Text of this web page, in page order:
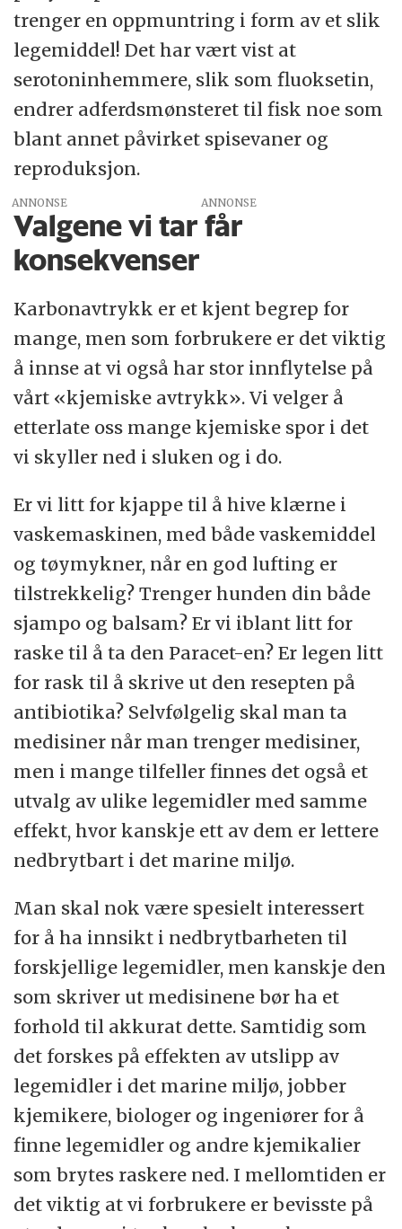
trenger en oppmuntring i form av et slik
legemiddel! Det har vært vist at
serotoninhemmere, slik som fluoksetin,
endrer adferdsmønsteret til fisk noe som
blant annet påvirket spisevaner og
reproduksjon.
ANNONSE
Valgene vi tar får
konsekvenser
Karbonavtrykk er et kjent begrep for
mange, men som forbrukere er det viktig
å innse at vi også har stor innflytelse på
vårt «kjemiske avtrykk». Vi velger å
etterlate oss mange kjemiske spor i det
vi skyller ned i sluken og i do.
Er vi litt for kjappe til å hive klærne i
vaskemaskinen, med både vaskemiddel
og tøymykner, når en god lufting er
tilstrekkelig? Trenger hunden din både
sjampo og balsam? Er vi iblant litt for
raske til å ta den Paracet-en? Er legen litt
for rask til å skrive ut den resepten på
antibiotika? Selvfølgelig skal man ta
medisiner når man trenger medisiner,
men i mange tilfeller finnes det også et
utvalg av ulike legemidler med samme
effekt, hvor kanskje ett av dem er lettere
nedbrytbart i det marine miljø.
Man skal nok være spesielt interessert
for å ha innsikt i nedbrytbarheten til
forskjellige legemidler, men kanskje den
som skriver ut medisinene bør ha et
forhold til akkurat dette. Samtidig som
det forskes på effekten av utslipp av
legemidler i det marine miljø, jobber
kjemikere, biologer og ingeniører for å
finne legemidler og andre kjemikalier
som brytes raskere ned. I mellomtiden er
det viktig at vi forbrukere er bevisste på